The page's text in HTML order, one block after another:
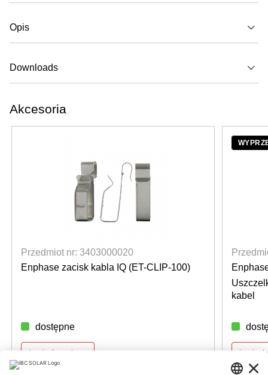
Opis
Downloads
Akcesoria
Przedmiot nr: 3403000020
Enphase zacisk kabla IQ (ET-CLIP-100)
dostępne
Login for prices
kabel
Login